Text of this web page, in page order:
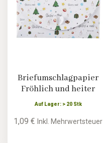
Briefumschlagpapier
Fröhlich und heiter
Auf Lager: > 20 Stk
1,09 €Inkl. Mehrwertsteuer